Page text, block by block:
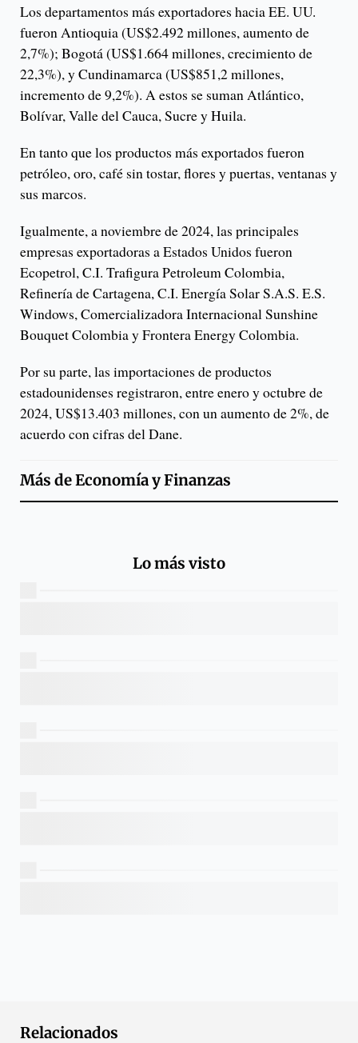
Los departamentos más exportadores hacia EE. UU.
fueron Antioquia (US$2.492 millones, aumento de
2,7%); Bogotá (US$1.664 millones, crecimiento de
22,3%), y Cundinamarca (US$851,2 millones,
incremento de 9,2%). A estos se suman Atlántico,
Bolívar, Valle del Cauca, Sucre y Huila.
En tanto que los productos más exportados fueron
petróleo, oro, café sin tostar, flores y puertas, ventanas y
sus marcos.
Igualmente, a noviembre de 2024, las principales
empresas exportadoras a Estados Unidos fueron
Ecopetrol, C.I. Trafigura Petroleum Colombia,
Refinería de Cartagena, C.I. Energía Solar S.A.S. E.S.
Windows, Comercializadora Internacional Sunshine
Bouquet Colombia y Frontera Energy Colombia.
Por su parte, las importaciones de productos
estadounidenses registraron, entre enero y octubre de
2024, US$13.403 millones, con un aumento de 2%, de
acuerdo con cifras del Dane.
Más deEconomía y Finanzas
Lo más visto
Relacionados